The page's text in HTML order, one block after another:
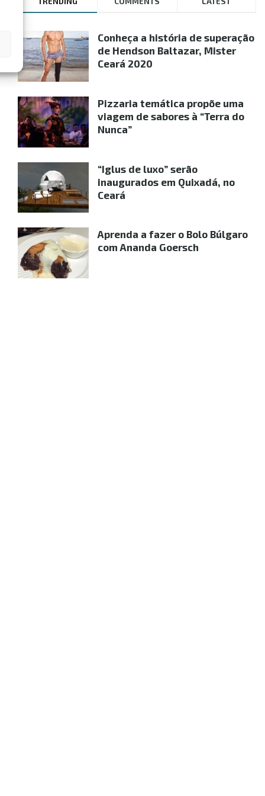
Conheça a história de superação
de Hendson Baltazar, Mister
Ceará 2020
Pizzaria temática propõe uma
viagem de sabores à “Terra do
Nunca”
“Iglus de luxo” serão
inaugurados em Quixadá, no
Ceará
Aprenda a fazer o Bolo Búlgaro
com Ananda Goersch